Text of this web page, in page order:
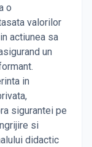
o
valorilor
actiunea sa
un
in
sigurantei pe
si
didactic